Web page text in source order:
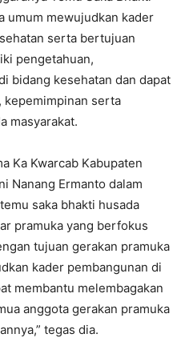
umum mewujudkan kader
serta bertujuan
pengetahuan,
bidang kesehatan dan dapat
kepemimpinan serta
masyarakat.
Ka Kwarcab Kabupaten
Nanang Ermanto dalam
saka bhakti husada
pramuka yang berfokus
tujuan gerakan pramuka
kader pembangunan di
membantu melembagakan
anggota gerakan pramuka
tegas dia.